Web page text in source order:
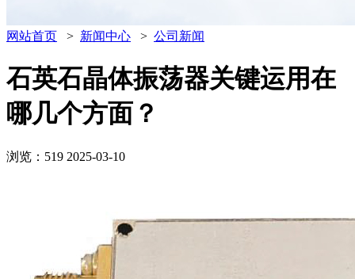
网站首页 > 新闻中心 > 公司新闻
石英石晶体振荡器关键运用在
哪几个方面？
浏览：519 2025-03-10